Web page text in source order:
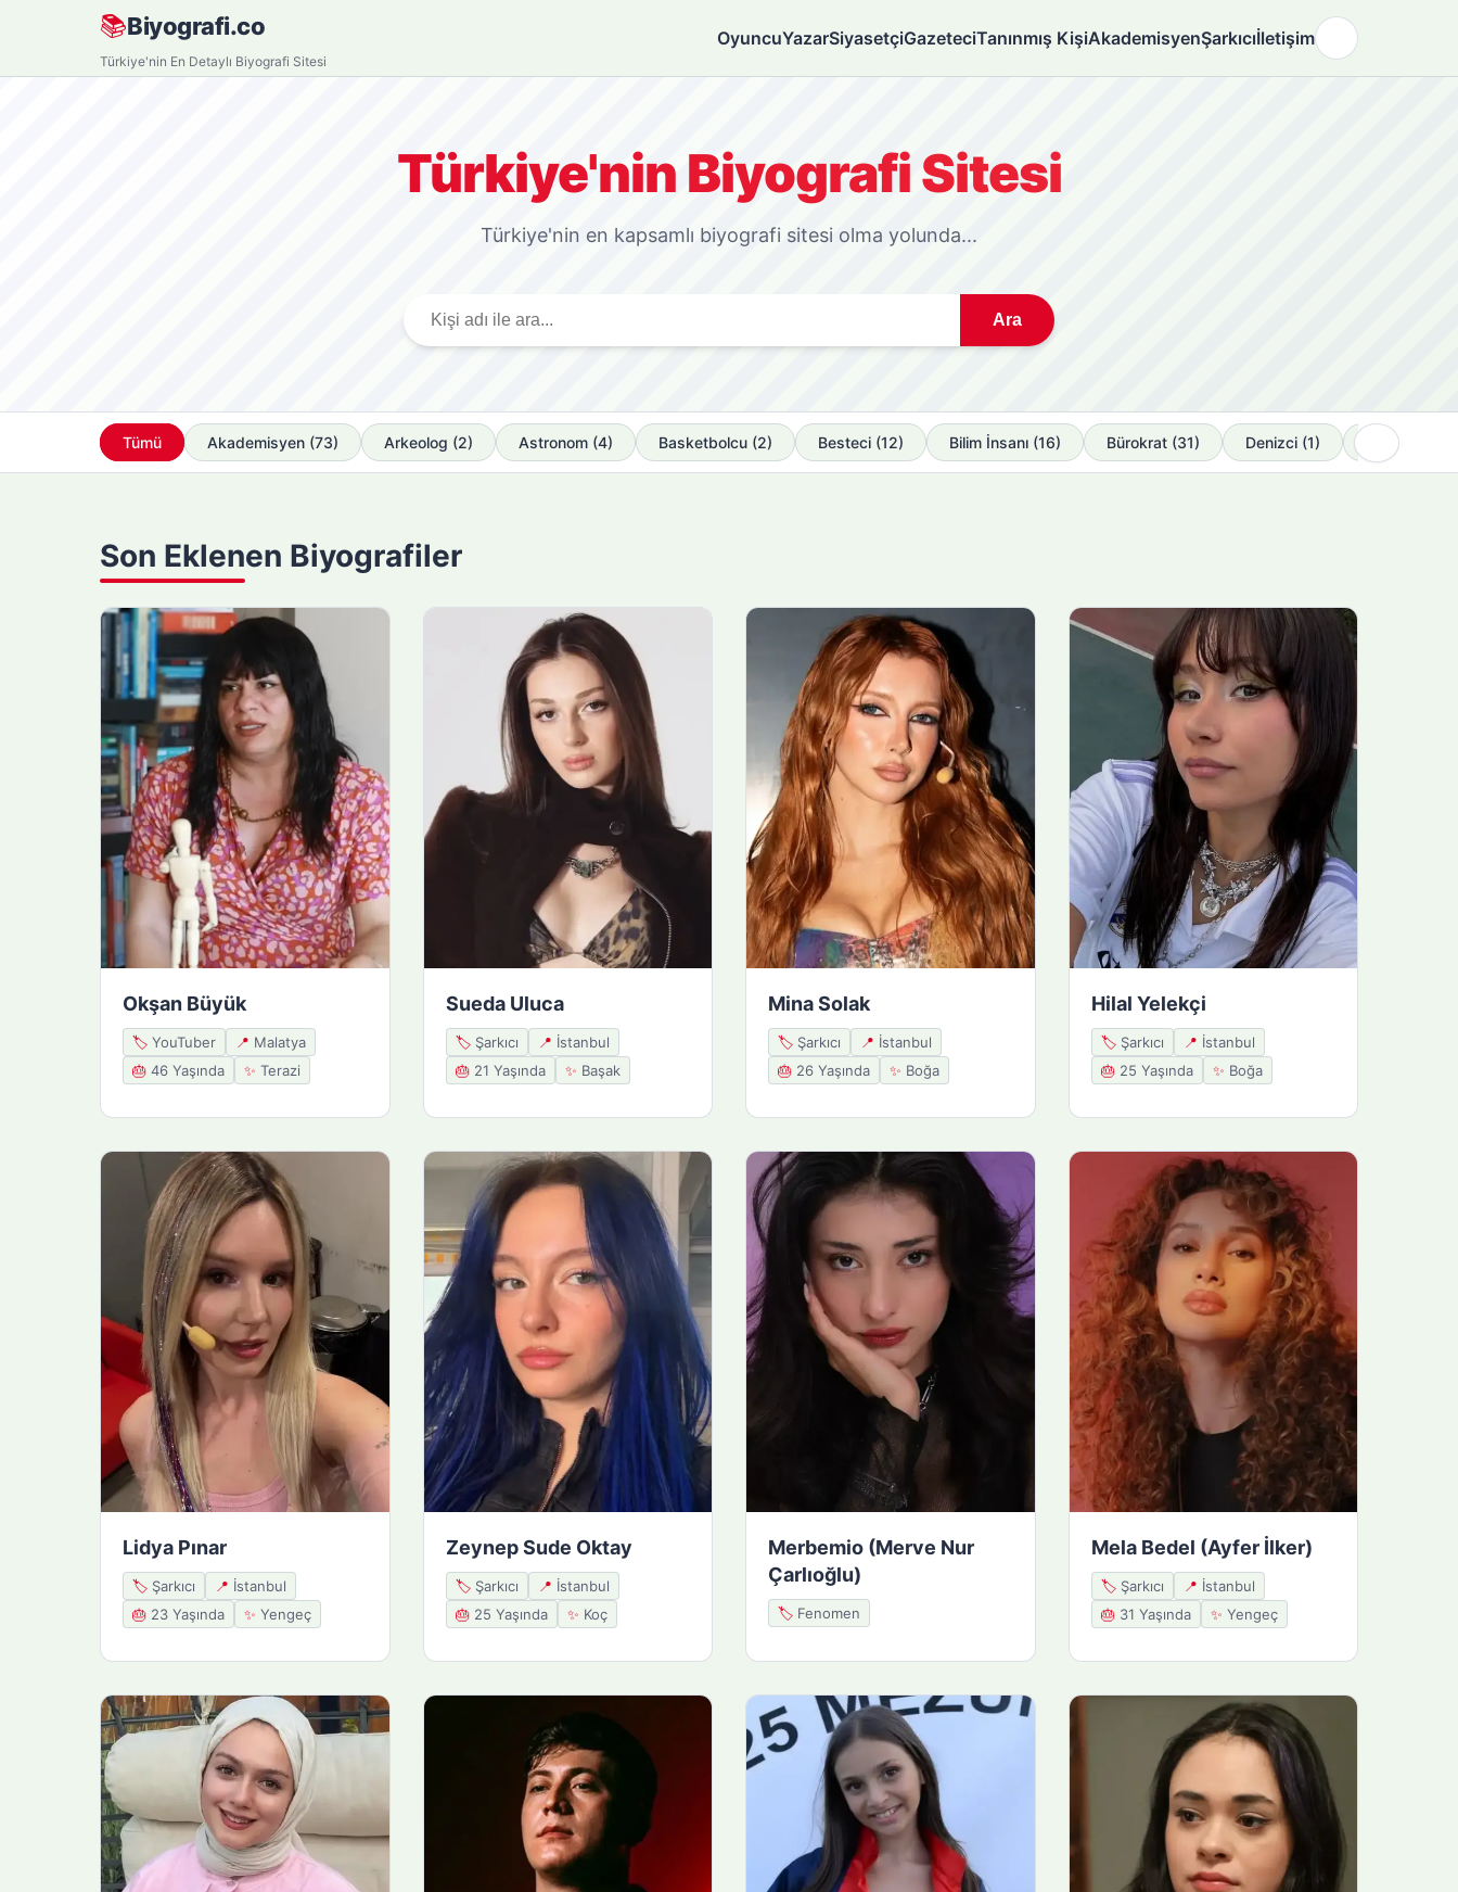
📚Biyografi.co
Türkiye'nin En Detaylı Biyografi Sitesi
OyuncuYazarSiyasetçiGazeteciTanınmış KişiAkademisyenŞarkıcıİletişim
Türkiye'nin Biyografi Sitesi
Türkiye'nin en kapsamlı biyografi sitesi olma yolunda...
Ara
Tümü Akademisyen (73) Arkeolog (2) Astronom (4) Basketbolcu (2) Besteci (12) Bilim İnsanı (16) Bürokrat (31) Denizci (1) Devlet
Son Eklenen Biyografiler
Okşan Büyük
🏷️ YouTuber 📍 Malatya
🎂 46 Yaşında ✨ Terazi
Sueda Uluca
🏷️Şarkıcı 📍 İstanbul
🎂21 Yaşında ✨ Başak
Mina Solak
🏷️ Şarkıcı 📍 İstanbul
🎂 26 Yaşında ✨ Boğa
Hilal Yelekçi
🏷️Şarkıcı 📍 İstanbul
🎂25 Yaşında ✨ Boğa
Lidya Pınar
🏷️ Şarkıcı 📍 İstanbul
🎂 23 Yaşında ✨ Yengeç
Zeynep Sude Oktay
🏷️Şarkıcı 📍 İstanbul
🎂25 Yaşında ✨ Koç
Merbemio (Merve Nur
Çarlıoğlu)
🏷️ Fenomen
Mela Bedel (Ayfer İlker)
🏷️Şarkıcı 📍 İstanbul
🎂31 Yaşında ✨ Yengeç